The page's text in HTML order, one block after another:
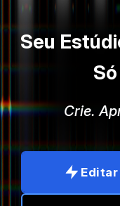
Seu
Crie.